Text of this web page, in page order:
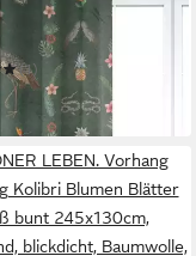
Vögel Blumen grün
cm
B/H
(1)
€
in 4 Wochen
LEBEN. Vorhang
Kolibri Blumen Blätter
bunt 245x130cm,
blickdicht, Baumwolle,